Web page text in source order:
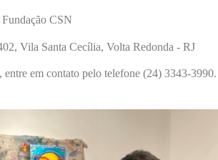
CSN
Vila Santa Cecília, Volta Redonda - RJ
entre em contato pelo telefone (24) 3343-3990.